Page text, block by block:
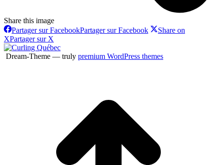
Share this image
Partager sur FacebookPartager sur Facebook
Share on
XPartager sur X
Dream-Theme — truly premium WordPress themes